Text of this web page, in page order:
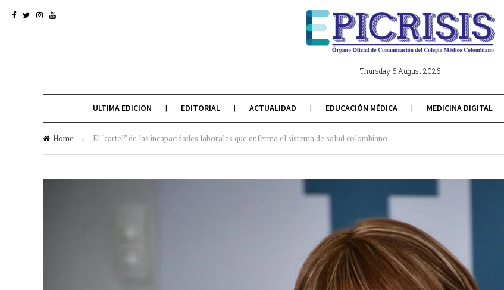
Thursday 6 August 2026
ULTIMA EDICION EDITORIAL ACTUALIDAD EDUCACIÓN MÉDICA MEDICINA DIGITAL
Home » El “cartel” de las incapacidades laborales que enferma el sistema de salud colombiano